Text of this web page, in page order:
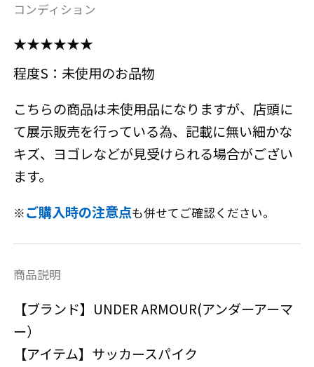
コンディション
★★★★★★
程度S：未使用のお品物
こちらの商品は未使用品になりますが、店頭に
て展示販売を行っている為、記載に無い細かな
キズ、ヨゴレなどが見受けられる場合がござい
ます。
※ご購入時の注意点も併せてご確認ください。
商品説明
【ブランド】UNDER ARMOUR(アンダーアーマ
ー）
【アイテム】サッカースパイク